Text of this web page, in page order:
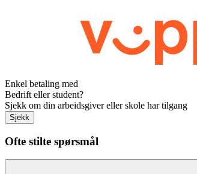
Enkel betaling med
Bedrift eller student?
Sjekk om din arbeidsgiver eller skole har tilgang
Sjekk
Ofte stilte spørsmål